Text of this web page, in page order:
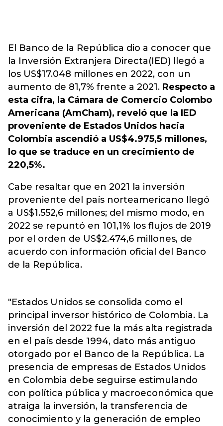
El Banco de la República dio a conocer que
la Inversión Extranjera Directa(IED) llegó a
los US$17.048 millones en 2022, con un
aumento de 81,7% frente a 2021. Respecto a
esta cifra, la Cámara de Comercio Colombo
Americana (AmCham), reveló que la IED
proveniente de Estados Unidos hacia
Colombia ascendió a US$4.975,5 millones,
lo que se traduce en un crecimiento de
220,5%.
Cabe resaltar que en 2021 la inversión
proveniente del país norteamericano llegó
a US$1.552,6 millones; del mismo modo, en
2022 se repuntó en 101,1% los flujos de 2019
por el orden de US$2.474,6 millones, de
acuerdo con información oficial del Banco
de la República.
"Estados Unidos se consolida como el
principal inversor histórico de Colombia. La
inversión del 2022 fue la más alta registrada
en el país desde 1994, dato más antiguo
otorgado por el Banco de la República. La
presencia de empresas de Estados Unidos
en Colombia debe seguirse estimulando
con política pública y macroeconómica que
atraiga la inversión, la transferencia de
conocimiento y la generación de empleo